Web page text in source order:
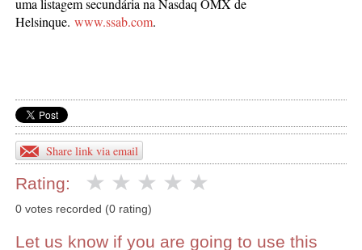
uma listagem secundária na Nasdaq OMX de
Helsinque.www.ssab.com.
Share link via email
Rating:
0 votes recorded (0 rating)
Let us know if you are going to use this